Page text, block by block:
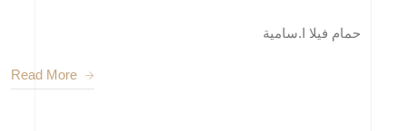
حمام فيلا ا.سامية
Read More